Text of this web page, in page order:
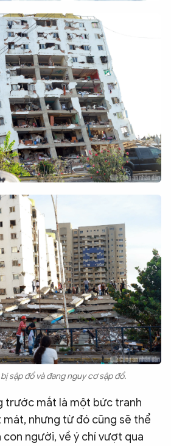
sập đổ và đang nguy cơ sập đổ.
trước mắt là một bức tranh
nhưng từ đó cũng sẽ thể
con người, về ý chí vượt qua